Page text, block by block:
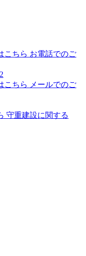
お電話でのご
メールでのご
守重建設に関する